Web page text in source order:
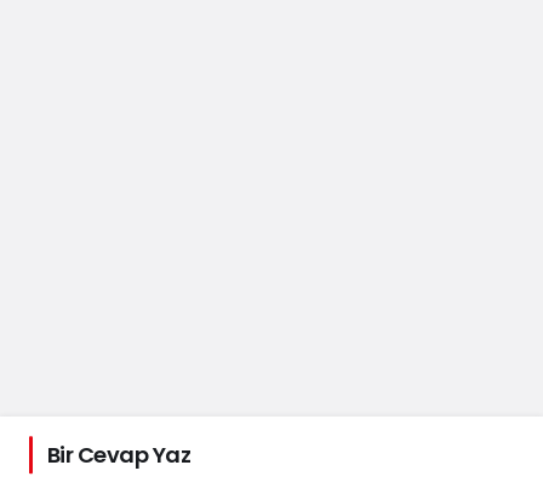
Bir Cevap Yaz